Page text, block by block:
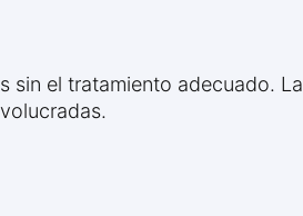
sin el tratamiento adecuado. La